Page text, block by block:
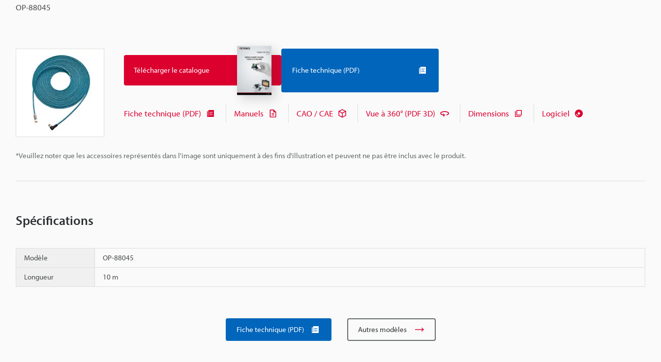
OP-88045
*Veuillez noter que les accessoires représentés dans l'image sont uniquement à des fins d'illustration et peuvent ne pas être inclus avec le produit.
Télécharger le catalogue Fiche technique (PDF)
Fiche technique (PDF) Manuels CAO / CAE Vue à 360° (PDF 3D) Dimensions Logiciel
Spécifications
Modèle OP-88045
Longueur 10 m
Fiche technique (PDF) Autres modèles